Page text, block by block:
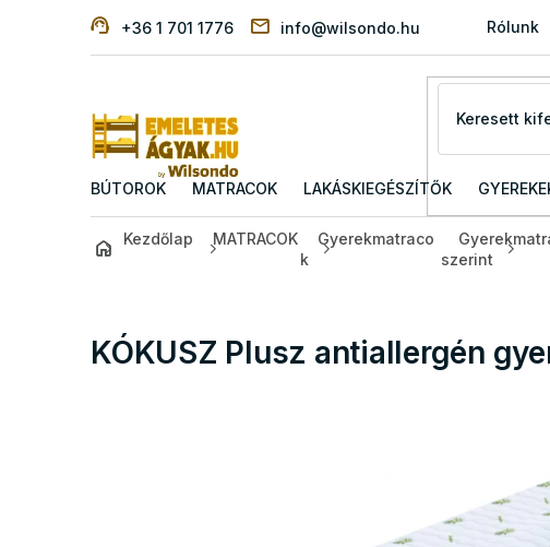
+36 1 701 1776 info@wilsondo.hu Rólunk
BÚTOROK MATRACOK LAKÁSKIEGÉSZÍTŐK
Kezdőlap MATRACOK
Gyerekmatraco
k
szerint
KÓKUSZ Plusz antiallergén